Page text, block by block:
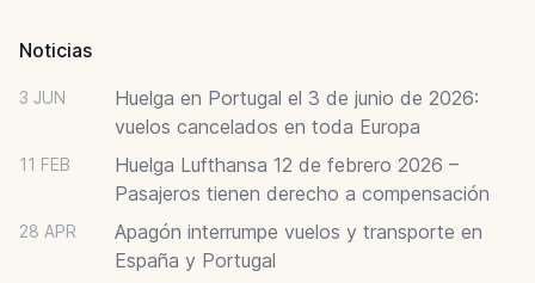
Noticias
3 JUN
Huelga en Portugal el 3 de junio de 2026:
vuelos cancelados en toda Europa
11 FEB
Huelga Lufthansa 12 de febrero 2026 –
Pasajeros tienen derecho a compensación
28 APR
Apagón interrumpe vuelos y transporte en
España y Portugal